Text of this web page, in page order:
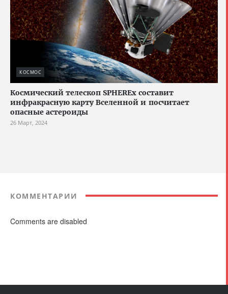
КОСМОС
Космический телескоп SPHEREx составит
инфракрасную карту Вселенной и посчитает
опасные астероиды
26 Март, 2024
КОММЕНТАРИИ
Comments are disabled